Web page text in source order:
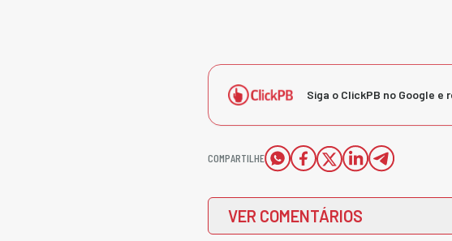
Siga o ClickPB no Google
COMPARTILHE
VER COMENTÁRIOS